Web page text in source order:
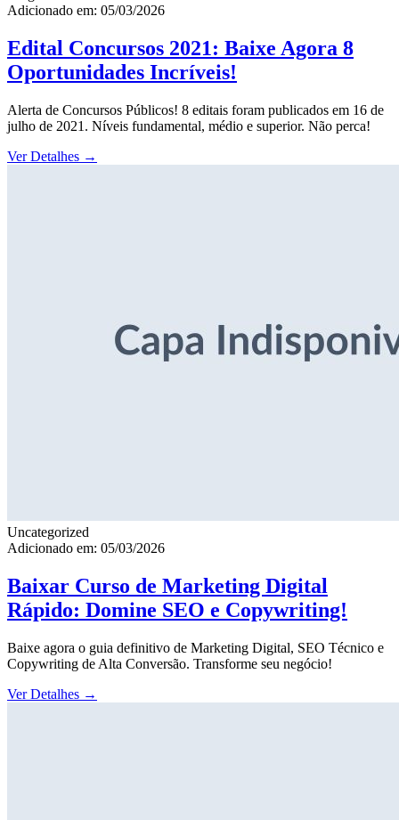
Adicionado em: 05/03/2026
Edital Concursos 2021: Baixe Agora 8
Oportunidades Incríveis!
Alerta de Concursos Públicos! 8 editais foram publicados em 16 de
julho de 2021. Níveis fundamental, médio e superior. Não perca!
Ver Detalhes →
Uncategorized
Adicionado em: 05/03/2026
Baixar Curso de Marketing Digital
Rápido: Domine SEO e Copywriting!
Baixe agora o guia definitivo de Marketing Digital, SEO Técnico e
Copywriting de Alta Conversão. Transforme seu negócio!
Ver Detalhes →